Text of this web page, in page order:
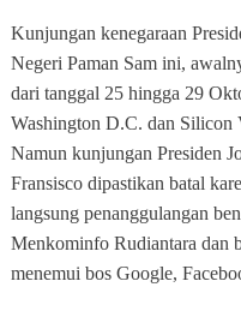
Kunjungan kenegaraan
Negeri Paman Sam ini,
dari tanggal 25 hingga 29
Washington D.C. dan Silicon
Namun kunjungan Presiden
Fransisco dipastikan batal
langsung penanggulangan
Menkominfo Rudiantara dan
menemui bos Google,